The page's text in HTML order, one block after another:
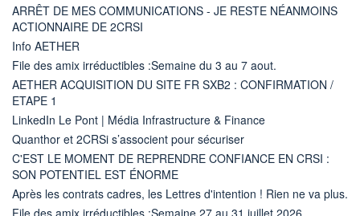
ARRÊT DE MES COMMUNICATIONS - JE RESTE NÉANMOINS
ACTIONNAIRE DE 2CRSI
Info AETHER
File des amix irréductibles :Semaine du 3 au 7 aout.
AETHER ACQUISITION DU SITE FR SXB2 : CONFIRMATION /
ETAPE 1
LinkedIn Le Pont | Média Infrastructure & Finance
Quanthor et 2CRSi s’associent pour sécuriser
C'EST LE MOMENT DE REPRENDRE CONFIANCE EN CRSI :
SON POTENTIEL EST ÉNORME
Après les contrats cadres, les Lettres d'intention ! Rien ne va plus.
File des amix irréductibles :Semaine 27 au 31 juillet 2026.